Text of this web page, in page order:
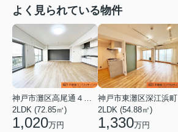
よく見られている物件
神戸市灘区高尾通４丁目
2LDK (72.85㎡)
1,020万円
神戸市東灘区深江浜町
2LDK (54.88㎡)
1,330万円